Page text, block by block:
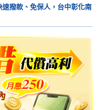
撥款、免保人，台中彰化南